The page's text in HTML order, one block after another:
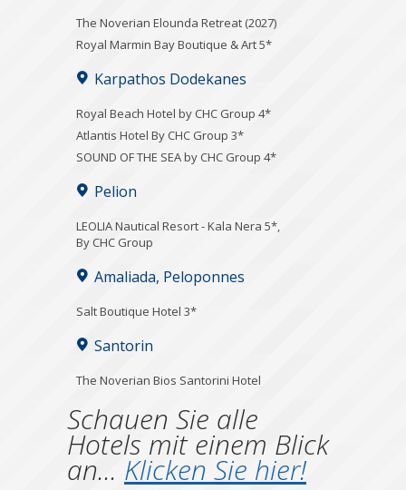
The Noverian Elounda Retreat (2027)
Royal Marmin Bay Boutique & Art 5*
Karpathos Dodekanes
Royal Beach Hotel by CHC Group 4*
Atlantis Hotel By CHC Group 3*
SOUND OF THE SEA by CHC Group 4*
Pelion
LEOLIA Nautical Resort - Kala Nera 5*,
By CHC Group
Amaliada, Peloponnes
Salt Boutique Hotel 3*
Santorin
The Noverian Bios Santorini Hotel
Schauen Sie alle
Hotels mit einem Blick
an... Klicken Sie hier!